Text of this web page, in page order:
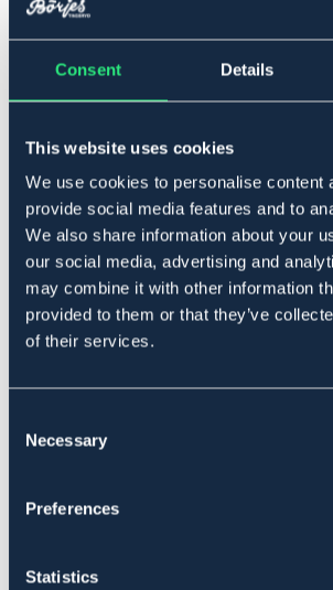
Consent Details
This website uses cookies
We use cookies to personalise content
provide social media features and to
We also share information about your
our social media, advertising and
may combine it with other information
provided to them or that they’ve
of their services.
Selection
Necessary
Preferences
Statistics
Produktbeskrivning
Ett vetefritt och köttbaserat helfoder till
raser. Ett utmärkt foder till hundar av
på ett energi- och näringsrikt foder.
Premium är tillverkat av högkvalitativa
högsta smältbarhet och smaklighet.
Art.nr. 504
SÄLJS ENDAST I BUTIK
Material & mått
Se lager i butik
Recensioner
Om varumärket